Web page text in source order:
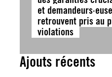
et
retrouvent pris au
violations
Ajouts récents